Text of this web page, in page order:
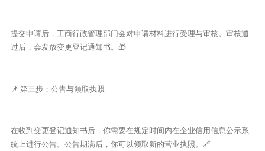
提交申请后，工商行政管理部门会对申请材料进行受理与审核。审核通
过后，会发放变更登记通知书。🎁
📌 第三步：公告与领取执照
在收到变更登记通知书后，你需要在规定时间内在企业信用信息公示系
统上进行公告。公告期满后，你可以领取新的营业执照。🔗